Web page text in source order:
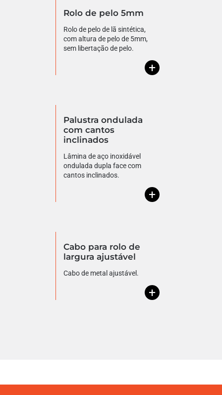
Rolo de pelo 5mm
Rolo de pelo de lã sintética,
com altura de pelo de 5mm,
sem libertação de pelo.
+
Palustra ondulada
com cantos
inclinados
Lâmina de aço inoxidável
ondulada dupla face com
cantos inclinados.
+
Cabo para rolo de
largura ajustável
Cabo de metal ajustável.
+